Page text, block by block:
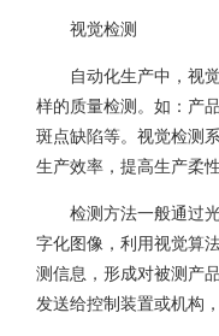
视觉检测
自动化生产中，视觉
样的质量检测。如：产
斑点缺陷等。视觉检测
生产效率，提高生产柔
检测方法一般通过光
字化图像，利用视觉算
测信息，形成对被测产
发送给控制装置或机构